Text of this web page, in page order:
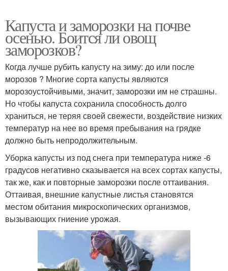
Капуста и заморозки на почве
осенью. Боится ли овощ
заморозков?
Когда лучше рубить капусту на зиму: до или после
морозов ? Многие сорта капусты являются
морозоустойчивыми, значит, заморозки им не страшны.
Но чтобы капуста сохранила способность долго
храниться, не теряя своей свежести, воздействие низких
температур на нее во время пребывания на грядке
должно быть непродолжительным.
Уборка капусты из под снега при температура ниже -6
градусов негативно сказывается на всех сортах капусты,
так же, как и повторные заморозки после оттаивания.
Оттаивая, внешние капустные листья становятся
местом обитания микроскопических организмов,
вызывающих гниение урожая.